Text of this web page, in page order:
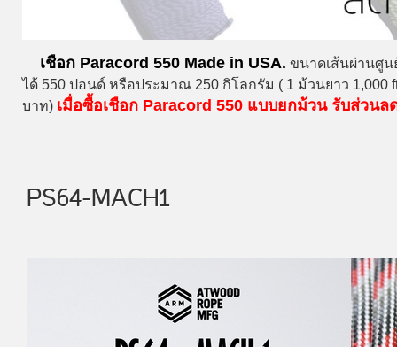
เชือก Paracord 550 Made in USA. ขนาดเส้นผ่านศูน
ได้ 550 ปอนด์ หรือประมาณ 250 กิโลกรัม ( 1 ม้วนยาว 1,000
บาท) เมื่อซื้อเชือก Paracord 550 แบบยกม้วน รับส่วนล
PS64-MACH1